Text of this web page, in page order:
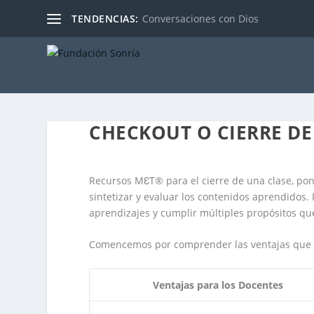
TENDENCIAS: Conversaciones con Dios
CHECKOUT O CIERRE
Recursos MƐT® para el cierre de una clase,
sintetizar y evaluar los contenidos
aprendizajes y cumplir múltiples propósitos
Comencemos por comprender las ventajas
Ventajas para los Docentes